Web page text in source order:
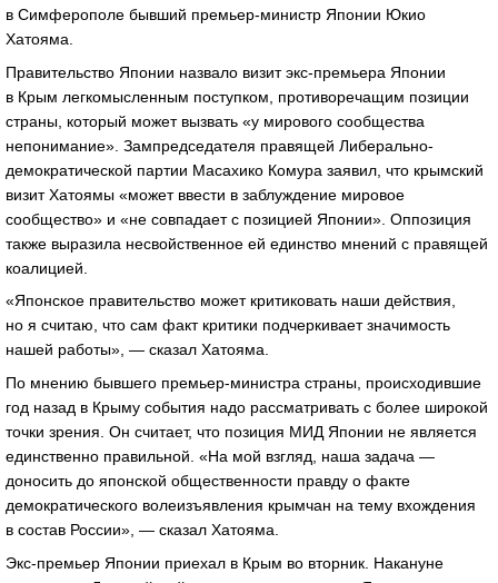
в Симферополе бывший премьер-министр Японии Юкио
Хатояма.
Правительство Японии назвало визит экс-премьера Японии
в Крым легкомысленным поступком, противоречащим позиции
страны, который может вызвать «у мирового сообщества
непонимание». Зампредседателя правящей Либерально-
демократической партии Масахико Комура заявил, что крымский
визит Хатоямы «может ввести в заблуждение мировое
сообщество» и «не совпадает с позицией Японии». Оппозиция
также выразила несвойственное ей единство мнений с правящей
коалицией.
«Японское правительство может критиковать наши действия,
но я считаю, что сам факт критики подчеркивает значимость
нашей работы», — сказал Хатояма.
По мнению бывшего премьер-министра страны, происходившие
год назад в Крыму события надо рассматривать с более широкой
точки зрения. Он считает, что позиция МИД Японии не является
единственно правильной. «На мой взгляд, наша задача —
доносить до японской общественности правду о факте
демократического волеизъявления крымчан на тему вхождения
в состав России», — сказал Хатояма.
Экс-премьер Японии приехал в Крым во вторник. Накануне